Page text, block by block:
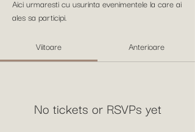
Aici urmaresti cu usurinta evenimentele la care ai
ales sa participi.
Viitoare Anterioare
No tickets or RSVPs yet